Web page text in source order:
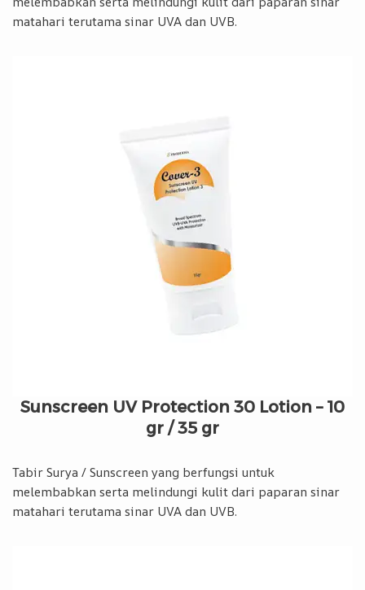
matahari terutama sinar UVA dan UVB.
Sunscreen UV Protection 30 Lotion – 10
gr / 35 gr
Tabir Surya / Sunscreen yang berfungsi untuk
melembabkan serta melindungi kulit dari paparan sinar
matahari terutama sinar UVA dan UVB.